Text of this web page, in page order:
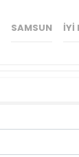
SAMSUN İYI